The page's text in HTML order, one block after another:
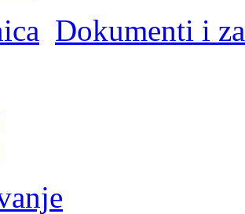
Dokumenti i